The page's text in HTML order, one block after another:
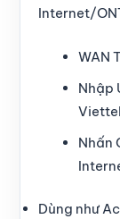
Internet/
WAN
Nhập
Nhấn
Dùng như